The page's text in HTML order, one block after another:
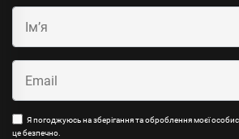
Я погоджуюсь на зберігання та оброблення моєї
це безпечно.